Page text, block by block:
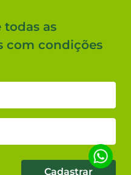
todas as
com condições
Cadastrar